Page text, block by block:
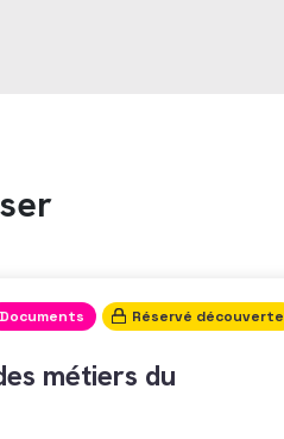
Documents Réservé découverte
métiers du